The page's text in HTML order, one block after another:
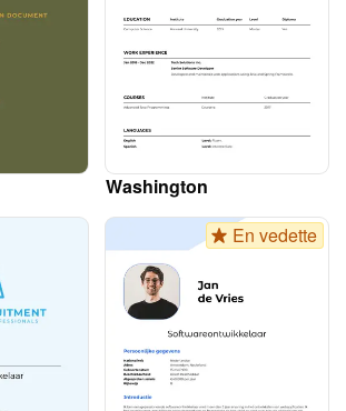
Washington
En vedette